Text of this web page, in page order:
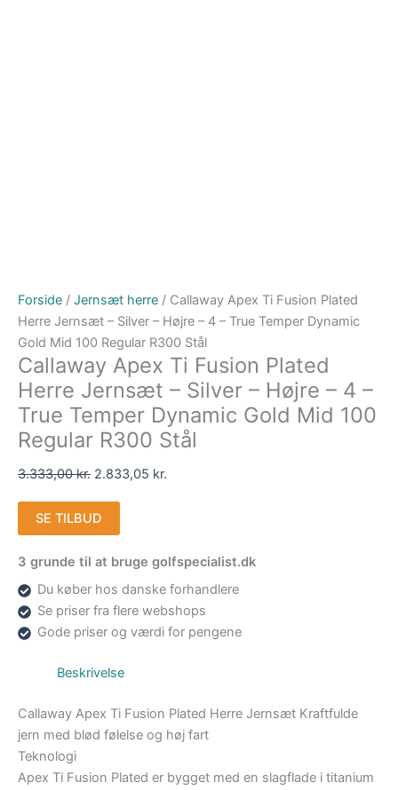
Forside / Jernsæt herre / Callaway Apex Ti Fusion Plated
Herre Jernsæt – Silver – Højre – 4 – True Temper Dynamic
Gold Mid 100 Regular R300 Stål
Callaway Apex Ti Fusion Plated
Herre Jernsæt – Silver – Højre – 4 –
True Temper Dynamic Gold Mid 100
Regular R300 Stål
3.333,00kr. 2.833,05 kr.
SE TILBUD
3 grunde til at bruge golfspecialist.dk
Du køber hos danske forhandlere
Se priser fra flere webshops
Gode priser og værdi for pengene
Beskrivelse
Callaway Apex Ti Fusion Plated Herre Jernsæt Kraftfulde
jern med blød følelse og høj fart
Teknologi
Apex Ti Fusion Plated er bygget med en slagflade i titanium